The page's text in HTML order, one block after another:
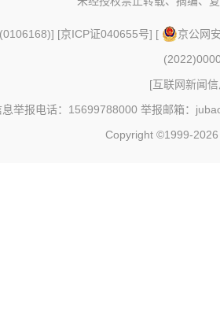
] [京ICP证040655号] [
京公网
[互联网新闻
息举报电话：15699788000 举报邮箱：
Copyright ©1999-